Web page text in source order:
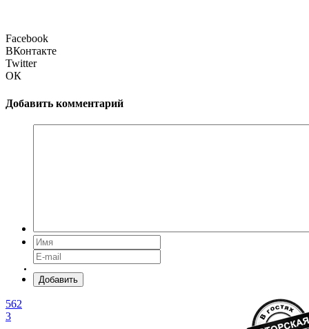
Facebook
ВКонтакте
Twitter
ОК
Добавить комментарий
Добавить
562
3